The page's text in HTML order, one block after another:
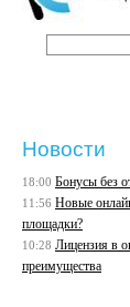
Новости
18:00 Бонусы без
11:56 Новые
площадки?
10:28 Лицензия в
преимущества